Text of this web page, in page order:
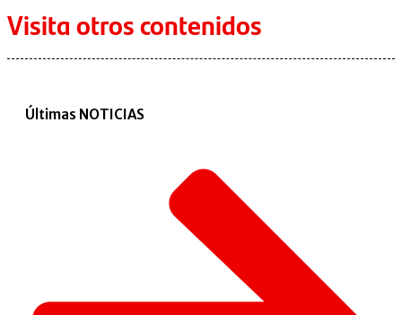
Visita otros contenidos
Últimas NOTICIAS